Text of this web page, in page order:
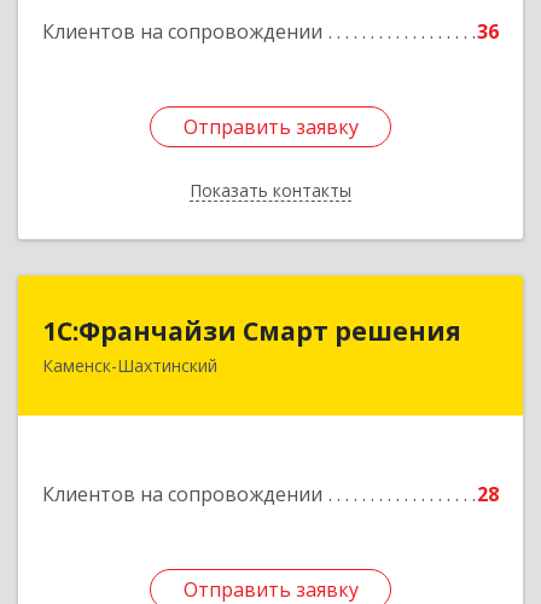
Клиентов на сопровождении 36
Отправить заявку
Показать контакты
Отправить заявку
Назад
1С:Франчайзи Смарт решения
Каменск-Шахтинский
Клиентов на сопровождении 28
Отправить заявку
1С:Франчайзи Смарт решения
347800, Ростовская обл, Каменск-Шахтинский г,
Отправить заявку